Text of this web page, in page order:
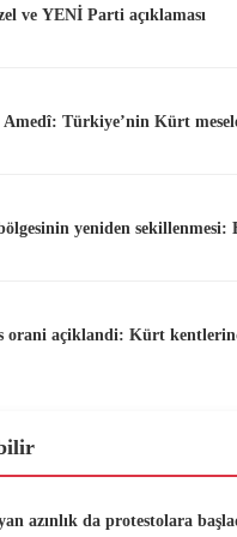
ve YENİ Parti açıklaması
Türkiye’nin Kürt
yeniden
orani açiklandi: Kürt
azınlık da protestolara